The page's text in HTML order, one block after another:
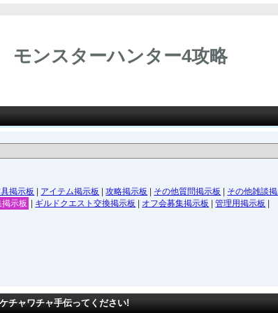
モンスターハンター4攻略
掲示板 アイテム掲示板 |攻略掲示板 その他質問掲示板
その他雑談
示板 ギルドクエスト交換掲示板 オフ会募集掲示板 |管理用掲示板
チャワチャ手伝ってください!